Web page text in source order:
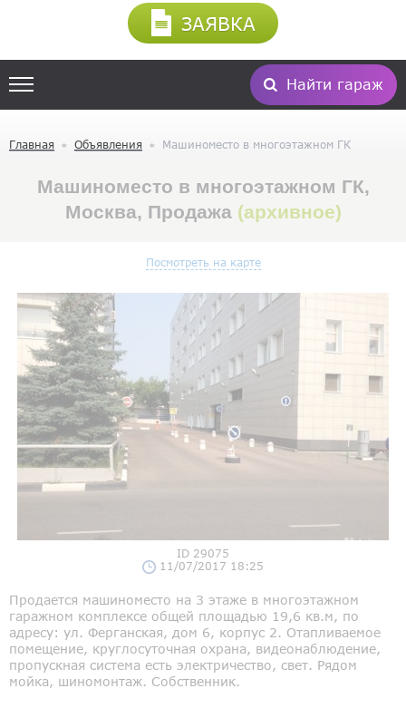
Найти гараж
ЗАЯВКА
Главная Объявления Машиноместо в многоэтажном ГК
Машиноместо в многоэтажном ГК,
Москва, Продажа (архивное)
Посмотреть на карте
ID 29075
11/07/2017 18:25
Продается машиноместо на 3 этаже в многоэтажном
гаражном комплексе общей площадью 19,6 кв.м, по
адресу: ул. Ферганская, дом 6, корпус 2. Отапливаемое
помещение, круглосуточная охрана, видеонаблюдение,
пропускная система есть электричество, свет. Рядом
мойка, шиномонтаж. Собственник.